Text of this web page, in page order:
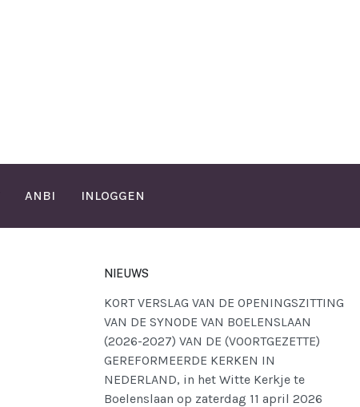
ANBI INLOGGEN
NIEUWS
KORT VERSLAG VAN DE OPENINGSZITTING
VAN DE SYNODE VAN BOELENSLAAN
(2026-2027) VAN DE (VOORTGEZETTE)
GEREFORMEERDE KERKEN IN
NEDERLAND, in het Witte Kerkje te
Boelenslaan op zaterdag 11 april 2026